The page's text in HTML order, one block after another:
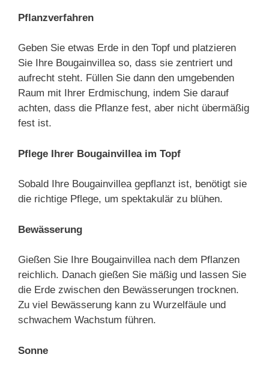
Pflanzverfahren
Geben Sie etwas Erde in den Topf und platzieren
Sie Ihre Bougainvillea so, dass sie zentriert und
aufrecht steht. Füllen Sie dann den umgebenden
Raum mit Ihrer Erdmischung, indem Sie darauf
achten, dass die Pflanze fest, aber nicht übermäßig
fest ist.
Pflege Ihrer Bougainvillea im Topf
Sobald Ihre Bougainvillea gepflanzt ist, benötigt sie
die richtige Pflege, um spektakulär zu blühen.
Bewässerung
Gießen Sie Ihre Bougainvillea nach dem Pflanzen
reichlich. Danach gießen Sie mäßig und lassen Sie
die Erde zwischen den Bewässerungen trocknen.
Zu viel Bewässerung kann zu Wurzelfäule und
schwachem Wachstum führen.
Sonne